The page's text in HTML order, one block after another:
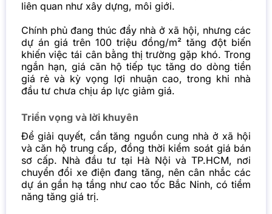
liên quan như xây dựng, môi giới.
Chính phủ đang thúc đẩy nhà ở xã hội, nhưng các
dự án giá trên 100 triệu đồng/m² tăng đột biến
khiến việc tái cân bằng thị trường gặp khó. Trong
ngắn hạn, giá căn hộ tiếp tục tăng do dòng tiền
giá rẻ và kỳ vọng lợi nhuận cao, trong khi nhà
đầu tư chưa chịu áp lực giảm giá.
Triển vọng và lời khuyên
Để giải quyết, cần tăng nguồn cung nhà ở xã hội
và căn hộ trung cấp, đồng thời kiểm soát giá bán
sơ cấp. Nhà đầu tư tại Hà Nội và TP.HCM, nơi
chuyển đổi xe điện đang tăng, nên cân nhắc các
dự án gần hạ tầng như cao tốc Bắc Ninh, có tiềm
năng tăng giá trị.